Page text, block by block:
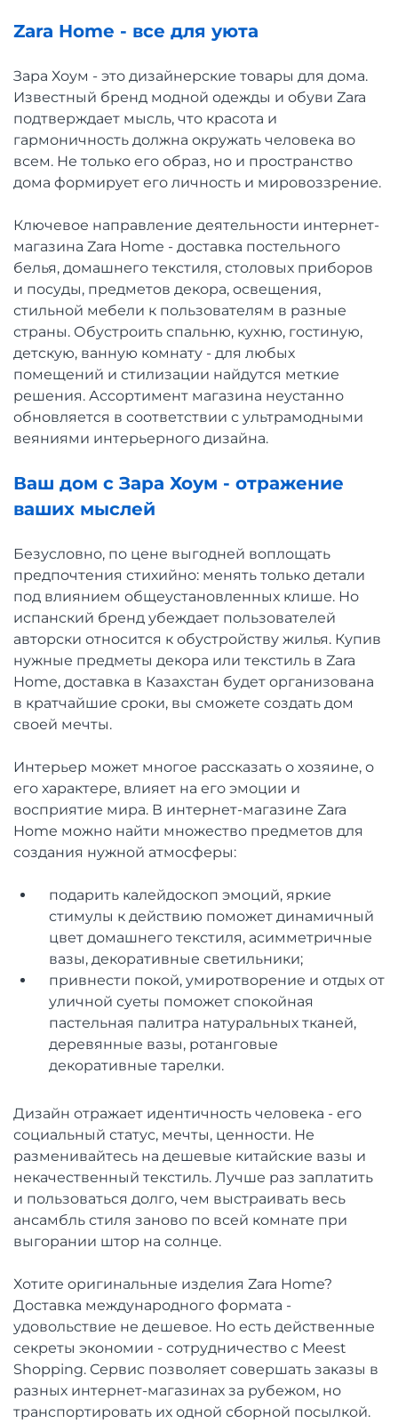
Zara Home - все для уюта
Зара Хоум - это дизайнерские товары для дома.
Известный бренд модной одежды и обуви Zara
подтверждает мысль, что красота и
гармоничность должна окружать человека во
всем. Не только его образ, но и пространство
дома формирует его личность и мировоззрение.
Ключевое направление деятельности интернет-
магазина Zara Home - доставка постельного
белья, домашнего текстиля, столовых приборов
и посуды, предметов декора, освещения,
стильной мебели к пользователям в разные
страны. Обустроить спальню, кухню, гостиную,
детскую, ванную комнату - для любых
помещений и стилизации найдутся меткие
решения. Ассортимент магазина неустанно
обновляется в соответствии с ультрамодными
веяниями интерьерного дизайна.
Ваш дом c Зара Хоум - отражение
ваших мыслей
Безусловно, по цене выгодней воплощать
предпочтения стихийно: менять только детали
под влиянием общеустановленных клише. Но
испанский бренд убеждает пользователей
авторски относится к обустройству жилья. Купив
нужные предметы декора или текстиль в Zara
Home, доставка в Казахстан будет организована
в кратчайшие сроки, вы сможете создать дом
своей мечты.
Интерьер может многое рассказать о хозяине, о
его характере, влияет на его эмоции и
восприятие мира. В интернет-магазине Zara
Home можно найти множество предметов для
создания нужной атмосферы:
подарить калейдоскоп эмоций, яркие
стимулы к действию поможет динамичный
цвет домашнего текстиля, асимметричные
вазы, декоративные светильники;
привнести покой, умиротворение и отдых от
уличной суеты поможет спокойная
пастельная палитра натуральных тканей,
деревянные вазы, ротанговые
декоративные тарелки.
Дизайн отражает идентичность человека - его
социальный статус, мечты, ценности. Не
разменивайтесь на дешевые китайские вазы и
некачественный текстиль. Лучше раз заплатить
и пользоваться долго, чем выстраивать весь
ансамбль стиля заново по всей комнате при
выгорании штор на солнце.
Хотите оригинальные изделия Zara Home?
Доставка международного формата -
удовольствие не дешевое. Но есть действенные
секреты экономии - сотрудничество с Meest
Shopping. Сервис позволяет совершать заказы в
разных интернет-магазинах за рубежом, но
транспортировать их одной сборной посылкой.